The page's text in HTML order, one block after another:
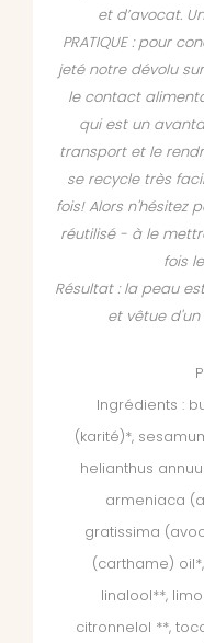
et d’avocat.
PRATIQUE : pour
jeté notre dévolu
le contact
qui est un
transport et le
se recycle très
fois! Alors n'hésitez
réutilisé - à le
fois
Résultat : la peau
et vêtue
Ingrédients :
(karité)*,
helianthus
armeniaca
gratissima
(carthame)
linalool**,
citronnelol **,